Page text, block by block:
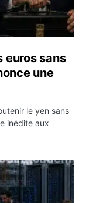
euros sans
une
le yen sans
inédite aux
milliards de